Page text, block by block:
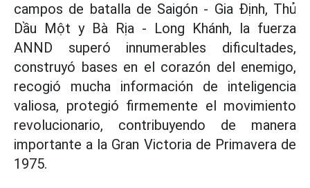
campos de batalla de Saigón - Gia Định, Thủ
Dầu Một y Bà Rịa - Long Khánh, la fuerza
ANND superó innumerables dificultades,
construyó bases en el corazón del enemigo,
recogió mucha información de inteligencia
valiosa, protegió firmemente el movimiento
revolucionario, contribuyendo de manera
importante a la Gran Victoria de Primavera de
1975.